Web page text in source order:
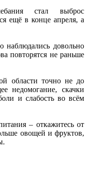
стал выброс
ещё в конце апреля, а
довольно
повторятся не раньше
области точно не до
недомогание, скачки
и слабость во всём
– откажитесь от
овощей и фруктов,